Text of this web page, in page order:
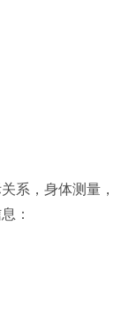
系，身体测量，
：